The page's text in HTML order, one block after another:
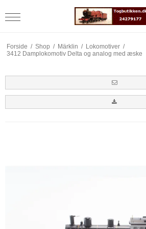
Forside / Shop / Märklin / Lokomotiver /
3412 Damplokomotiv Delta og analog med æske